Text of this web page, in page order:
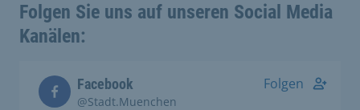
Folgen Sie uns auf unseren Social Media
Kanälen:
Facebook
@Stadt.Muenchen
Folgen